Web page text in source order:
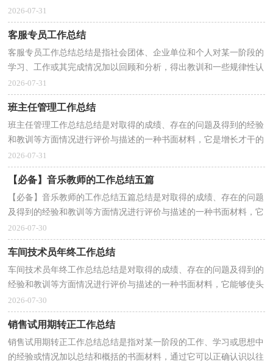
出合乎规范的辞职信呢？下面是小编帮大家整理的银...
2026-07-31
客服专员工作总结
客服专员工作总结总结是指社会团体、企业单位和个人对某一阶段的
学习、工作或其完成情况加以回顾和分析，得出教训和一些规律性认
识的一种书面材料，它在我们的学习、工作中起到...
2026-07-31
班主任管理工作总结
班主任管理工作总结总结是对取得的成绩、存在的问题及得到的经验
和教训等方面情况进行评价与描述的一种书面材料，它是增长才干的
一种好办法，因此我们要做好归纳，写好总结。我们...
2026-07-31
【必备】音乐教师的工作总结五篇
【必备】音乐教师的工作总结五篇总结是对取得的成绩、存在的问题
及得到的经验和教训等方面情况进行评价与描述的一种书面材料，它
可以使我们更有效率，不妨让我们认真地完成总结...
2026-07-30
车间技术员年终工作总结
车间技术员年终工作总结总结是对取得的成绩、存在的问题及得到的
经验和教训等方面情况进行评价与描述的一种书面材料，它能够使头
脑更加清醒，目标更加明确，不如静下心来好好写写...
2026-07-30
销售试用期转正工作总结
销售试用期转正工作总结总结是指对某一阶段的工作、学习或思想中
的经验或情况加以总结和概括的书面材料，通过它可以正确认识以往